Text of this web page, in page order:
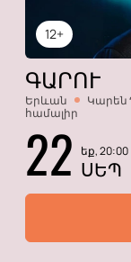
12+
ԳԱՐՈՒ
Երևան
Կարեն
համալիր
22 եք, 20:00
ՍԵՊ